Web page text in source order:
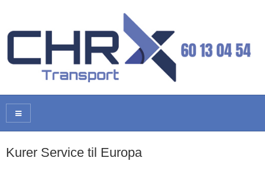
Kurer Service til Europa